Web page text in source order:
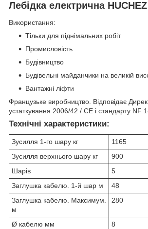
Лебідка електрична HUCHEZ
Використання:
Тільки для піднімальних робіт
Промисловість
Будівництво
Будівельні майданчики на великій
Вантажні ліфти
Французьке виробництво. Відповідає
устаткування 2006/42 / CE і стандарту NF
Технічні характеристики:
Зусилля 1-го шару кг
1165
Зусилля верхнього шару кг
900
Шарів
5
Заглушка кабелю. 1-й шар м
48
Заглушка кабелю. Максимум.
м
280
Ø кабелю мм
8